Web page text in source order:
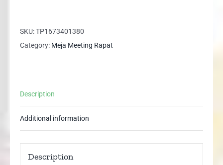
Meja
Kantor
Meeting
quantity
SKU:TP1673401380
Category: Meja Meeting Rapat
Description
Additional information
Description